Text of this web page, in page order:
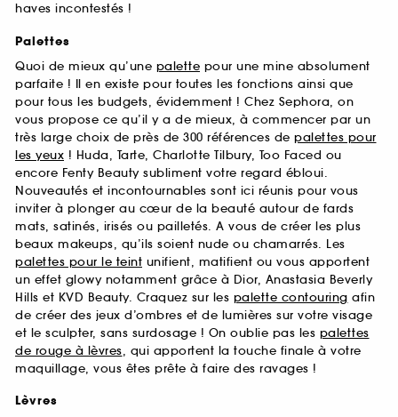
haves incontestés !
Palettes
Quoi de mieux qu’une palette pour une mine absolument
parfaite ! Il en existe pour toutes les fonctions ainsi que
pour tous les budgets, évidemment ! Chez Sephora, on
vous propose ce qu’il y a de mieux, à commencer par un
très large choix de près de 300 références de palettes pour
les yeux ! Huda, Tarte, Charlotte Tilbury, Too Faced ou
encore Fenty Beauty subliment votre regard ébloui.
Nouveautés et incontournables sont ici réunis pour vous
inviter à plonger au cœur de la beauté autour de fards
mats, satinés, irisés ou pailletés. A vous de créer les plus
beaux makeups, qu’ils soient nude ou chamarrés. Les
palettes pour le teint unifient, matifient ou vous apportent
un effet glowy notamment grâce à Dior, Anastasia Beverly
Hills et KVD Beauty. Craquez sur les palette contouring afin
de créer des jeux d’ombres et de lumières sur votre visage
et le sculpter, sans surdosage ! On oublie pas les palettes
de rouge à lèvres, qui apportent la touche finale à votre
maquillage, vous êtes prête à faire des ravages !
Lèvres